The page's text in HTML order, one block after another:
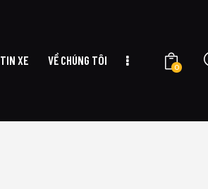
TIN XE VỀ CHÚNG TÔI
0